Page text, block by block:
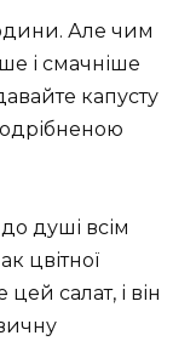
Але чим
і смачніше
капусту
душі всім
цвітної
салат, і він